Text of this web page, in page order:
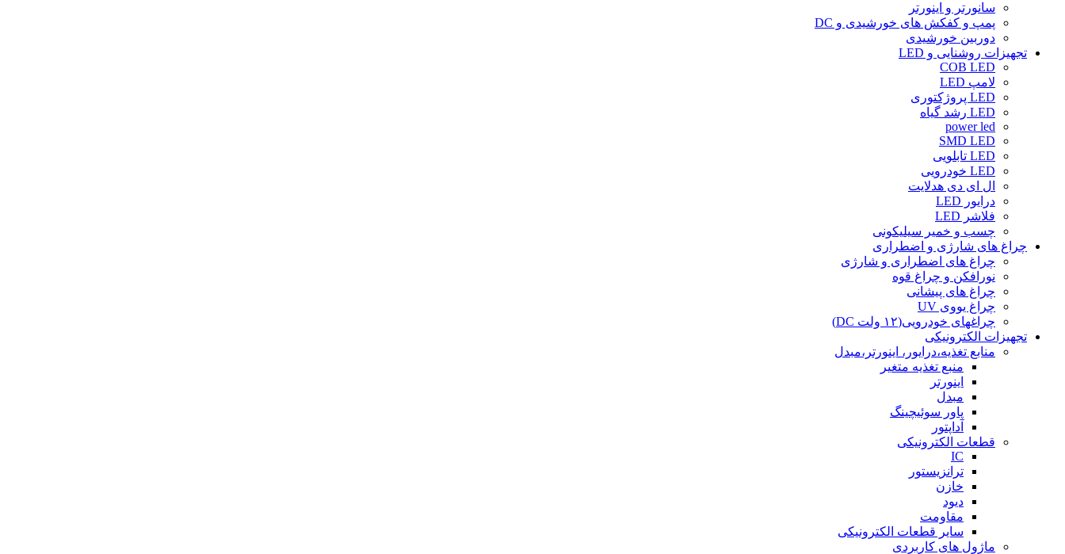
سانورتر و اینورتر
پمپ و کفکش های خورشیدی و DC
دوربین خورشیدی
تجهیزات روشنایی و LED
COB LED
لامپ LED
LED پروژکتوری
LED رشد گیاه
power led
SMD LED
LED تابلویی
LED خودرویی
ال ای دی هدلایت
درایور LED
فلاشر LED
چسب و خمیر سیلیکونی
چراغ های شارژی و اضطراری
چراغ های اضطراری و شارژی
نورافکن و چراغ قوه
چراغ های پیشانی
چراغ یووی UV
چراغهای خودرویی(۱۲ ولت DC)
تجهیزات الکترونیکی
منابع تغذیه،درایور، اینورتر،مبدل
منبع تغذیه متغیر
اینورتر
مبدل
پاور سوئیچینگ
آداپتور
قطعات الکترونیکی
IC
ترانزیستور
خازن
دیود
مقاومت
سایر قطعات الکترونیکی
ماژول های کاربردی